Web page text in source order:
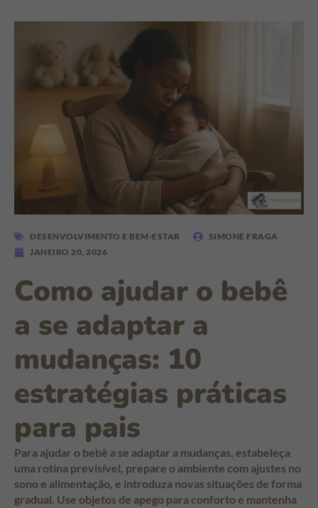
DESENVOLVIMENTO E BEM-ESTAR
SIMONE FRAGA
JANEIRO 20, 2026
Como ajudar o bebê
a se adaptar a
mudanças: 10
estratégias práticas
para pais
Para ajudar o bebê a se adaptar a mudanças, estabeleça
uma rotina previsível, prepare o ambiente com ajustes no
sono e alimentação, e introduza novas situações de forma
gradual. Use objetos de apego para conforto e mantenha